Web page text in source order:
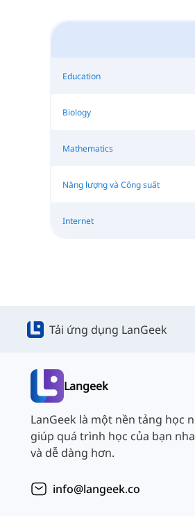
Education
Biology
Mathematics
Năng lượng và Công suất
Internet
Tải ứng dụng LanGeek
Langeek
LanGeek là một nền tảng học
giúp quá trình học của bạn
và dễ dàng hơn.
info@langeek.co